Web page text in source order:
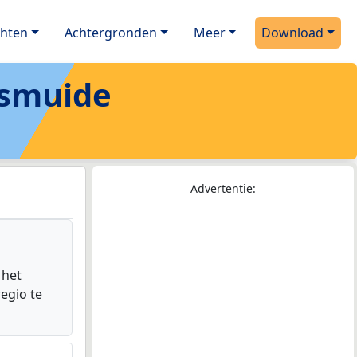
Achtergronden Meer Download
te
Advertentie: